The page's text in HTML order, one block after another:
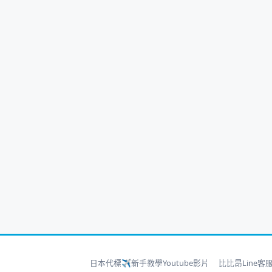
日本代標✈新手教學Youtube影片 比比昂Line客